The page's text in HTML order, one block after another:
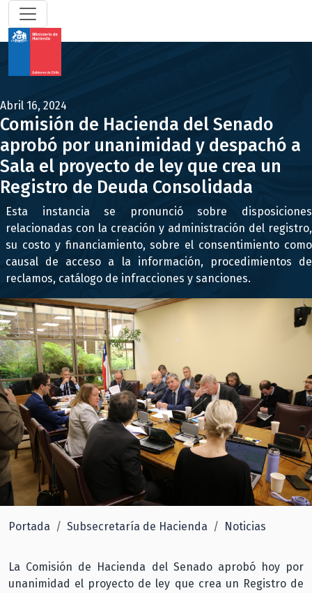
Abril 16, 2024
Comisión de Hacienda del Senado
aprobó por unanimidad y despachó a
Sala el proyecto de ley que crea un
Registro de Deuda Consolidada
Esta instancia se pronunció sobre disposiciones
relacionadas con la creación y administración del registro,
su costo y financiamiento, sobre el consentimiento como
causal de acceso a la información, procedimientos de
reclamos, catálogo de infracciones y sanciones.
Portada Subsecretaría de Hacienda Noticias
La Comisión de Hacienda del Senado aprobó hoy por
unanimidad el proyecto de ley que crea un Registro de